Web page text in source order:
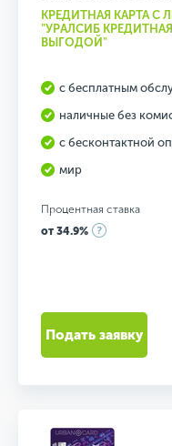
КРЕДИТНАЯ КАРТА С
"УРАЛСИБ
ВЫГОДОЙ"
с бесплатным
наличные без
с бесконтактной
мир
Процентная ставка
от 34.9%
Подать заявку